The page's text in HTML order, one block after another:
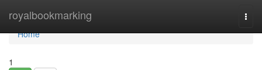
royalbookmarking
Home
Home
1